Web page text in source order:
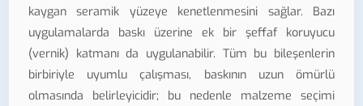
kaygan seramik yüzeye kenetlenmesini sağlar. Bazı
uygulamalarda baskı üzerine ek bir şeffaf koruyucu
(vernik) katmanı da uygulanabilir. Tüm bu bileşenlerin
birbiriyle uyumlu çalışması, baskının uzun ömürlü
olmasında belirleyicidir; bu nedenle malzeme seçimi